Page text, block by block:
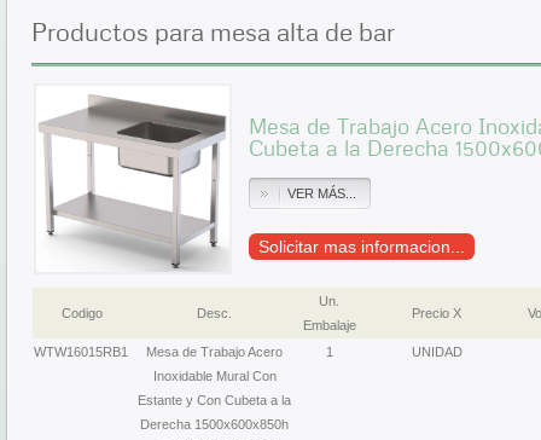
Productos para mesa alta de bar
Mesa de Trabajo Acero
Cubeta a la Derecha
VER MÁS...
Solicitar mas informacion...
Codigo Desc.
Un.
Embalaje
Precio X
WTW16015RB1
Mesa de Trabajo Acero
Inoxidable Mural Con
Estante y Con Cubeta a la
Derecha 1500x600x850h
1 UNIDAD